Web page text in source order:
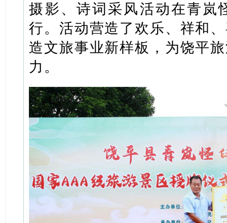
摄影、诗词采风活动在青岚
行。活动营造了欢乐、祥和
造文旅事业新样板，为饶平
力。